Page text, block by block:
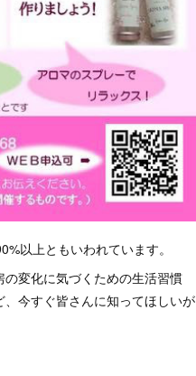
以上ともいわれています。
変化に気づくための生活習慣
、今すぐ皆さんに知ってほしいが